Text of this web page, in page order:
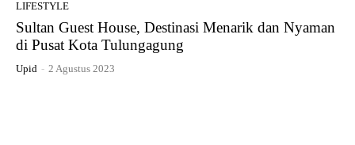
LIFESTYLE
Sultan Guest House, Destinasi Menarik dan Nyaman
di Pusat Kota Tulungagung
Upid - 2 Agustus 2023